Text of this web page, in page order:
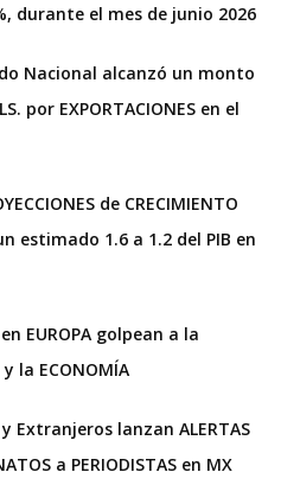
durante el mes de junio 2026
Nacional alcanzó un monto
por EXPORTACIONES en el
de CRECIMIENTO
estimado 1.6 a 1.2 del PIB en
en EUROPA golpean a la
y la ECONOMÍA
Extranjeros lanzan ALERTAS
a PERIODISTAS en MX